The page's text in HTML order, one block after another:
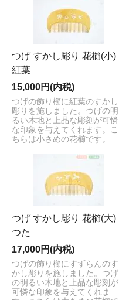
つげ すかし彫り 花櫛(小)
紅葉
15,000円(内税)
つげの飾り櫛に紅葉のすかし
彫りを施しました。つげの明
るい木地と上品な彫刻が可憐
な印象を与えてくれます。こ
ちらは小さめの花櫛です。
つげ すかし彫り 花櫛(大)
つた
17,000円(内税)
つげの飾り櫛にすずらんのす
かし彫りを施しました。つげ
の明るい木地と上品な彫刻が
可憐な印象を与えてくれま